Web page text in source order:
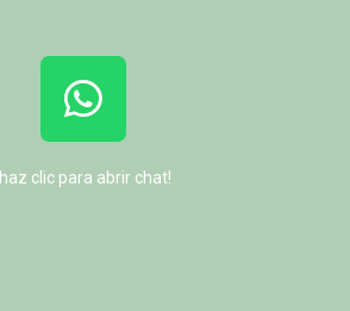
haz clic para abrir chat!